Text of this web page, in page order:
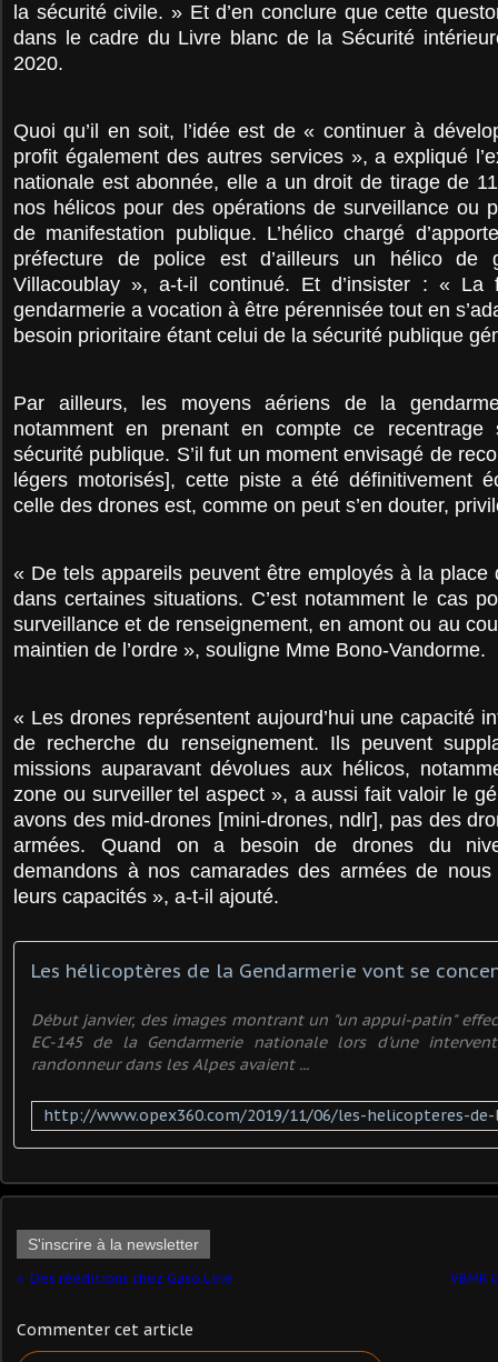
la sécurité civile. » Et d’en conclure que cette
dans le cadre du Livre blanc de la Sécurité
2020.
Quoi qu’il en soit, l’idée est de « continuer à
profit également des autres services », a expliqué
nationale est abonnée, elle a un droit de tirage de
nos hélicos pour des opérations de surveillance ou
de manifestation publique. L’hélico chargé
préfecture de police est d’ailleurs un hélico de
Villacoublay », a-t-il continué. Et d’insister : « La
gendarmerie a vocation à être pérennisée tout en
besoin prioritaire étant celui de la sécurité publique
Par ailleurs, les moyens aériens de la
notamment en prenant en compte ce
sécurité publique. S’il fut un moment envisagé de
légers motorisés], cette piste a été définitivement
celle des drones est, comme on peut s’en douter,
« De tels appareils peuvent être employés à la place
dans certaines situations. C’est notamment le cas
surveillance et de renseignement, en amont ou au
maintien de l’ordre », souligne Mme Bono-Vandorme.
« Les drones représentent aujourd’hui une capacité
de recherche du renseignement. Ils peuvent
missions auparavant dévolues aux hélicos,
zone ou surveiller tel aspect », a aussi fait valoir le
avons des mid-drones [mini-drones, ndlr], pas des
armées. Quand on a besoin de drones du
demandons à nos camarades des armées de
leurs capacités », a-t-il ajouté.
Début janvier, des images montrant un "un appui-patin"
EC-145 de la Gendarmerie nationale lors d'une
randonneur dans les Alpes avaient ...
S'inscrire à la newsletter
Des rééditions chez Gaso.Line VBMR
Commenter cet article